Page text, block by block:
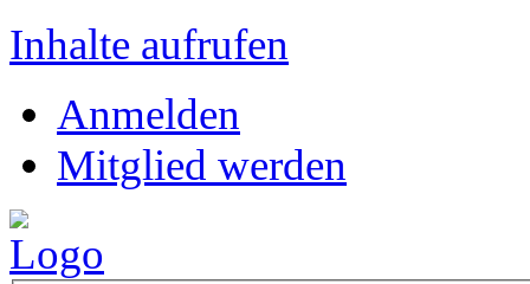
Inhalte aufrufen
Anmelden
Mitglied werden